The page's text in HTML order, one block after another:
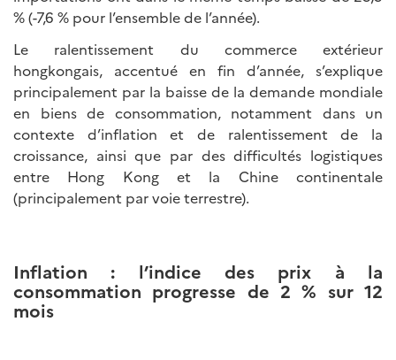
% (-7,6 % pour l’ensemble de l’année).
Le ralentissement du commerce extérieur
hongkongais, accentué en fin d’année, s’explique
principalement par la baisse de la demande mondiale
en biens de consommation, notamment dans un
contexte d’inflation et de ralentissement de la
croissance, ainsi que par des difficultés logistiques
entre Hong Kong et la Chine continentale
(principalement par voie terrestre).
Inflation : l’indice des prix à la
consommation progresse de 2 % sur 12
mois